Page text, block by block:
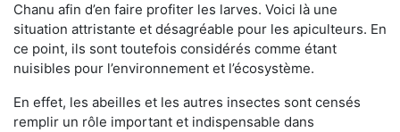
Chanu afin d’en faire profiter les larves. Voici là une
situation attristante et désagréable pour les apiculteurs. En
ce point, ils sont toutefois considérés comme étant
nuisibles pour l’environnement et l’écosystème.
En effet, les abeilles et les autres insectes sont censés
remplir un rôle important et indispensable dans